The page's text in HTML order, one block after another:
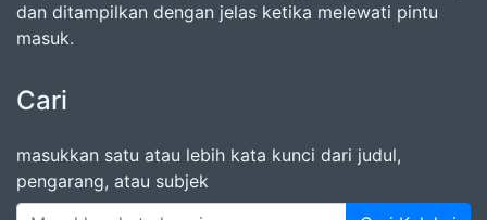
dan ditampilkan dengan jelas ketika melewati pintu
masuk.
Cari
masukkan satu atau lebih kata kunci dari judul,
pengarang, atau subjek